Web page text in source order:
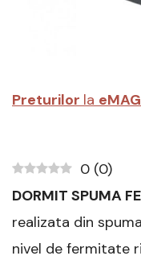
Preturilor la
0 (0)
DORMIT SPUMA
realizata din
nivel de fermitate